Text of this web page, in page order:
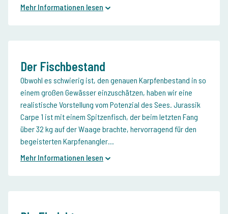
Mehr Informationen lesen
Der Fischbestand
Obwohl es schwierig ist, den genauen Karpfenbestand in so
einem großen Gewässer einzuschätzen, haben wir eine
realistische Vorstellung vom Potenzial des Sees. Jurassik
Carpe 1 ist mit einem Spitzenfisch, der beim letzten Fang
über 32 kg auf der Waage brachte, hervorragend für den
begeisterten Karpfenangler...
Mehr Informationen lesen